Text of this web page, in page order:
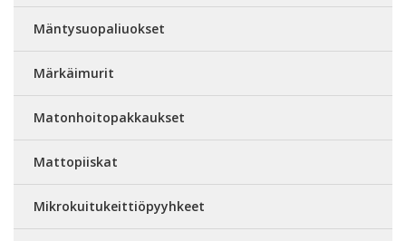
Mäntysuopaliuokset
Märkäimurit
Matonhoitopakkaukset
Mattopiiskat
Mikrokuitukeittiöpyyhkeet